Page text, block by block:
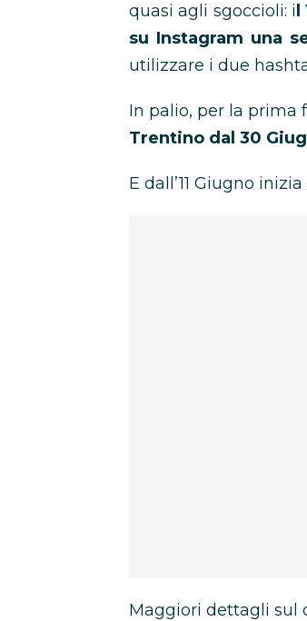
quasi agli sgoccioli: i
su Instagram una
utilizzare i due
In palio, per la prima
Trentino dal 30
E dall’11 Giugno
Maggiori dettagli sul